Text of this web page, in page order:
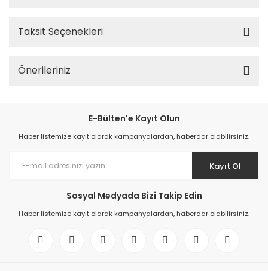
Taksit Seçenekleri
Önerileriniz
E-Bülten'e Kayıt Olun
Haber listemize kayıt olarak kampanyalardan, haberdar olabilirsiniz.
Kayıt Ol
Sosyal Medyada Bizi Takip Edin
Haber listemize kayıt olarak kampanyalardan, haberdar olabilirsiniz.